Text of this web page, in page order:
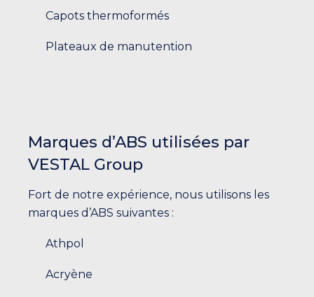
Capots thermoformés
Plateaux de manutention
Marques d’ABS utilisées par
VESTAL Group
Fort de notre expérience, nous utilisons les
marques d’ABS suivantes :
Athpol
Acryène